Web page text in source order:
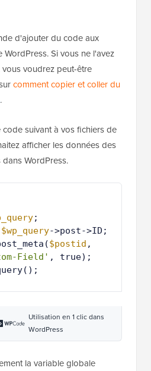
d'ajouter du code aux
Si vous ne l'avez
voudrez peut-être
comment copier et coller du
.
suivant à vos fichiers de
afficher les données des
WordPress.
;
$wp_query->post->ID;
$postid
Field' , true);
Utilisation en 1 clic dans
WordPress
la variable globale